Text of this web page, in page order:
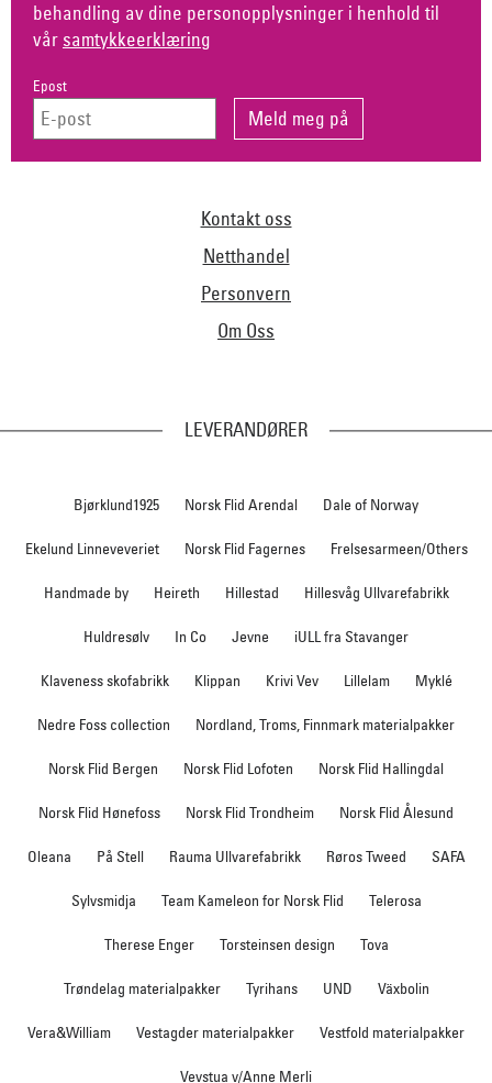
behandling av dine personopplysninger i henhold til
vår samtykkeerklæring
Epost
Kontakt oss
Netthandel
Personvern
Om Oss
LEVERANDØRER
Bjørklund1925 Norsk Flid Arendal Dale of Norway
Ekelund Linneveveriet Norsk Flid Fagernes Frelsesarmeen/Others
Handmade by Heireth Hillestad Hillesvåg Ullvarefabrikk
Huldresølv In Co Jevne iULL fra Stavanger
Klaveness skofabrikk Klippan Krivi Vev Lillelam Myklé
Nedre Foss collection Nordland, Troms, Finnmark materialpakker
Norsk Flid Bergen Norsk Flid Lofoten Norsk Flid Hallingdal
Norsk Flid Hønefoss Norsk Flid Trondheim Norsk Flid Ålesund
Oleana På Stell Rauma Ullvarefabrikk Røros Tweed SAFA
Sylvsmidja Team Kameleon for Norsk Flid Telerosa
Therese Enger Torsteinsen design Tova
Trøndelag materialpakker Tyrihans UND Växbolin
Vera&William Vestagder materialpakker Vestfold materialpakker
Vevstua v/Anne Merli